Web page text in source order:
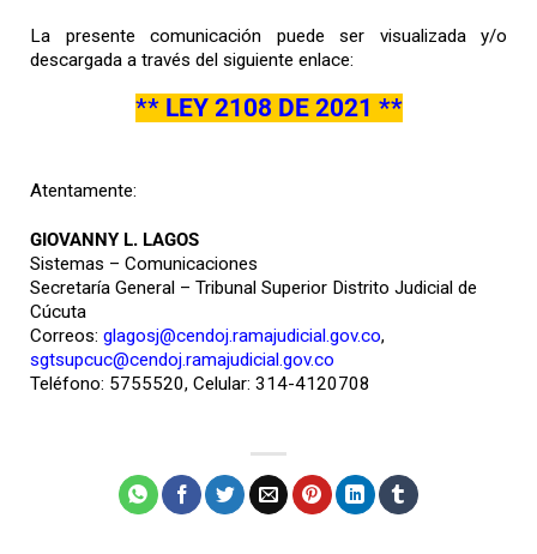
La presente comunicación puede ser visualizada y/o
descargada a través del siguiente enlace:
** LEY 2108 DE 2021 **
Atentamente:
GIOVANNY L. LAGOS
Sistemas – Comunicaciones
Secretaría General – Tribunal Superior Distrito Judicial de
Cúcuta
Correos: glagosj@cendoj.ramajudicial.gov.co,
sgtsupcuc@cendoj.ramajudicial.gov.co
Teléfono: 5755520, Celular: 314-4120708